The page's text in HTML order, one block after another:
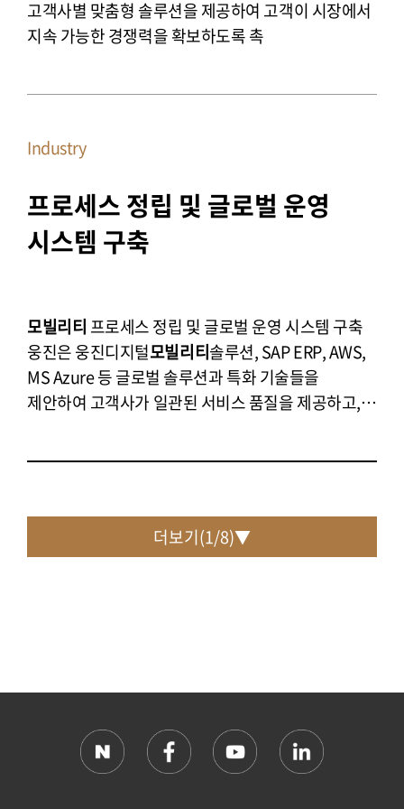
고객사별 맞춤형 솔루션을 제공하여 고객이 시장에서
지속 가능한 경쟁력을 확보하도록 촉
Industry
프로세스 정립 및 글로벌 운영
시스템 구축
모빌리티
웅진은 웅진디지털모빌리티솔루션, SAP ERP, AWS,
MS Azure 등 글로벌 솔루션과 특화 기술들을
제안하여 고객사가 일관된 서비스 품질을 제공하고,
더보기(1/8)▼